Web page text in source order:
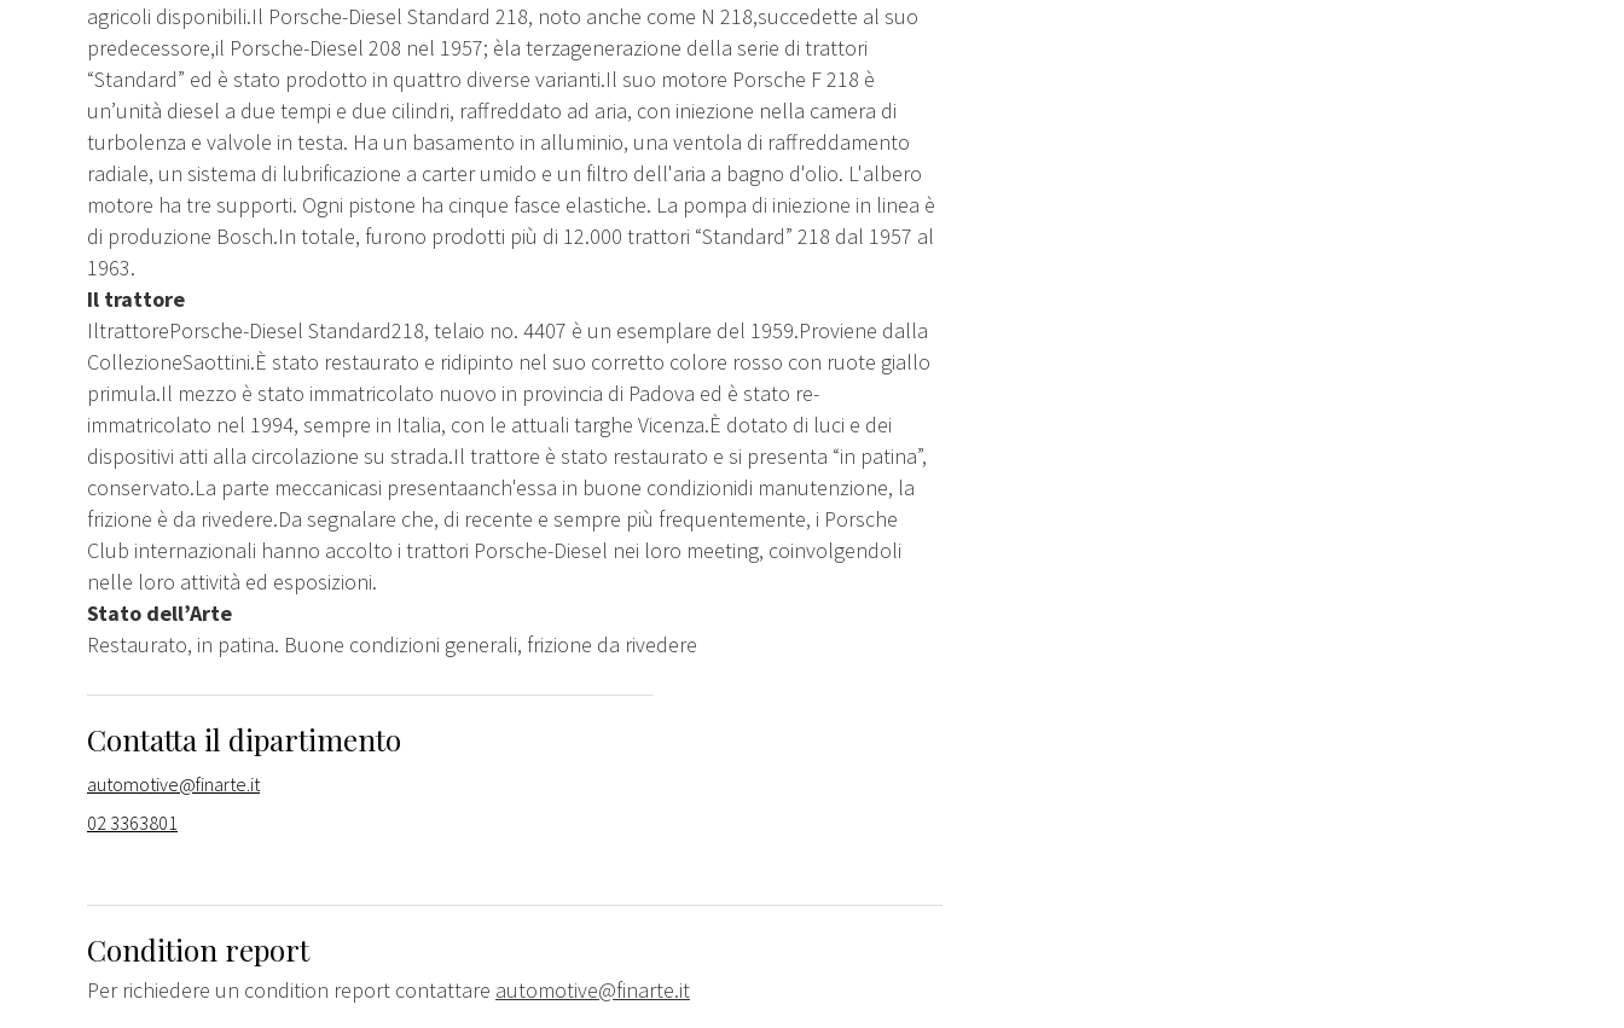
agricoli disponibili.Il Porsche-Diesel Standard 218, noto anche come N 218,succedette al suo
predecessore,il Porsche-Diesel 208 nel 1957; èla terzagenerazione della serie di trattori
“Standard” ed è stato prodotto in quattro diverse varianti.Il suo motore Porsche F 218 è
un’unità diesel a due tempi e due cilindri, raffreddato ad aria, con iniezione nella camera di
turbolenza e valvole in testa. Ha un basamento in alluminio, una ventola di raffreddamento
radiale, un sistema di lubrificazione a carter umido e un filtro dell'aria a bagno d'olio. L'albero
motore ha tre supporti. Ogni pistone ha cinque fasce elastiche. La pompa di iniezione in linea è
di produzione Bosch.In totale, furono prodotti più di 12.000 trattori “Standard” 218 dal 1957 al
1963.
Il trattore
IltrattorePorsche-Diesel Standard218, telaio no. 4407 è un esemplare del 1959.Proviene dalla
CollezioneSaottini.È stato restaurato e ridipinto nel suo corretto colore rosso con ruote giallo
primula.Il mezzo è stato immatricolato nuovo in provincia di Padova ed è stato re-
immatricolato nel 1994, sempre in Italia, con le attuali targhe Vicenza.È dotato di luci e dei
dispositivi atti alla circolazione su strada.Il trattore è stato restaurato e si presenta “in patina”,
conservato.La parte meccanicasi presentaanch'essa in buone condizionidi manutenzione, la
frizione è da rivedere.Da segnalare che, di recente e sempre più frequentemente, i Porsche
Club internazionali hanno accolto i trattori Porsche-Diesel nei loro meeting, coinvolgendoli
nelle loro attività ed esposizioni.
Stato dell’Arte
Restaurato, in patina. Buone condizioni generali, frizione da rivedere
Contatta il dipartimento
automotive@finarte.it
02 3363801
Condition report
Per richiedere un condition report contattare automotive@finarte.it